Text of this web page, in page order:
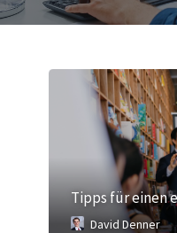
Tipps für einen
David Denner